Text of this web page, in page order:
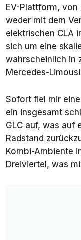
EV-Plattform,
weder mit dem
elektrischen CLA
sich um eine
wahrscheinlich in
Mercedes-
Sofort fiel mir
ein insgesamt
GLC auf, was auf
Radstand
Kombi-Ambiente
Dreiviertel, was